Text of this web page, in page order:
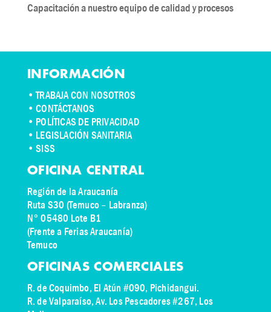
Capacitación a nuestro equipo de calidad y procesos
INFORMACIÓN
•TRABAJA CON NOSOTROS
•CONTÁCTANOS
• POLÍTICAS DE PRIVACIDAD
• LEGISLACIÓN SANITARIA
• SISS
OFICINA CENTRAL
Región de la Araucanía
Ruta S30 (Temuco – Labranza)
N° 05480 Lote B1
(Frente a Ferias Araucanía)
Temuco
OFICINAS COMERCIALES
R. de Coquimbo, El Atún #090, Pichidangui.
R. de Valparaíso, Av. Los Pescadores #267, Los